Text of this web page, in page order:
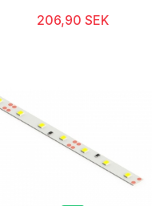
206,90 SEK